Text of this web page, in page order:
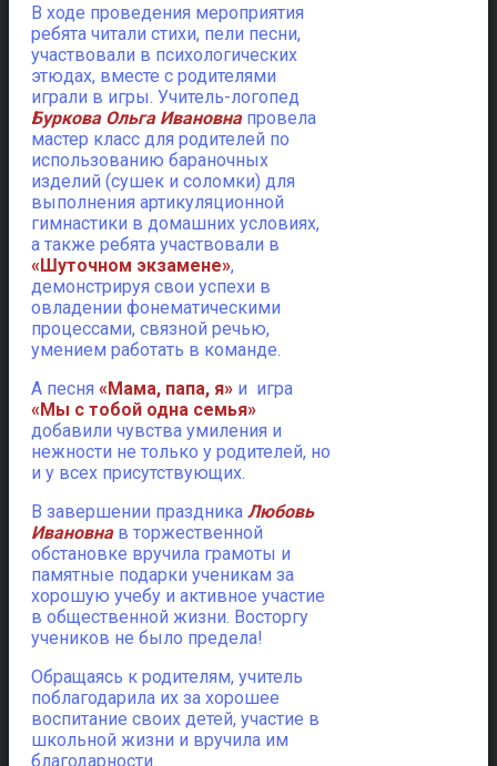
В ходе проведения мероприятия
ребята читали стихи, пели песни,
участвовали в психологических
этюдах, вместе с родителями
играли в игры. Учитель-логопед
Буркова Ольга Ивановнапровела
мастер класс для родителей по
использованию бараночных
изделий (сушек и соломки) для
выполнения артикуляционной
гимнастики в домашних условиях,
а также ребята участвовали в
«Шуточном экзамене»,
демонстрируя свои успехи в
овладении фонематическими
процессами, связной речью,
умением работать в команде.
А песня «Мама, папа, я» и игра
«Мы с тобой одна семья»
добавили чувства умиления и
нежности не только у родителей, но
и у всех присутствующих.
В завершении праздника Любовь
Ивановнав торжественной
обстановке вручила грамоты и
памятные подарки ученикам за
хорошую учебу и активное участие
в общественной жизни. Восторгу
учеников не было предела!
Обращаясь к родителям, учитель
поблагодарила их за хорошее
воспитание своих детей, участие в
школьной жизни и вручила им
благодарности.